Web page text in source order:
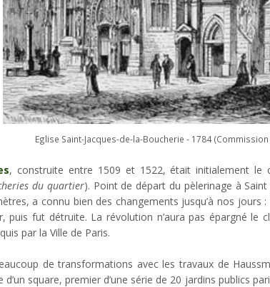
Eglise Saint-Jacques-de-la-Boucherie - 1784
, construite entre 1509 et 1522, était initialement le
du quartier). Point de départ du pèlerinage à
a connu bien des changements jusqu’à nos jours
puis fut détruite. La révolution n’aura pas épargné le
par la Ville de Paris.
de transformations avec les travaux de
d’un square, premier d’une série de 20 jardins publics